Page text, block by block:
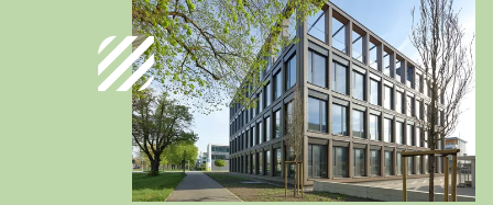
Deutsch
Italia
Italiano